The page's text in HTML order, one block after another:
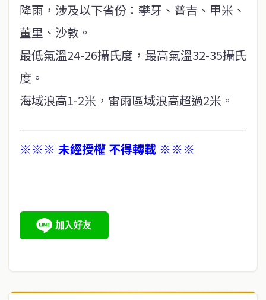
降雨，涉及以下省份：攀牙、普吉、甲米、
董里、沙敦。
最低氣溫24-26攝氏度，最高氣溫32-35攝氏
度。
海域浪高1-2米，雷雨區域浪高超過2米。
※※※ 未經授權 不得轉載 ※※※